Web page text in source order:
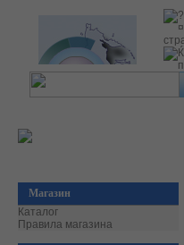
Магазин
Каталог
Правила магазина